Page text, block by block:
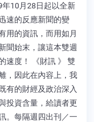
10月28日起以全新
速的反應新聞的變
用的資訊，而用如月
聞始末，讓這本雙週
速度！ 《財訊 》 雙
，因此在內容上，我
有的財經及政治深入
投資含量，給讀者更
。每隔週四出刊／一